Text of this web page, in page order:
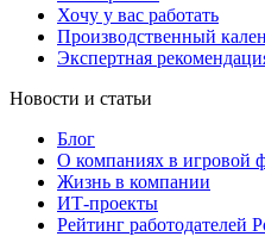
Хочу у вас работать
Производственный
Экспертная
Новости и статьи
Блог
О компаниях в игровой
Жизнь в компании
ИТ-проекты
Рейтинг работодателей